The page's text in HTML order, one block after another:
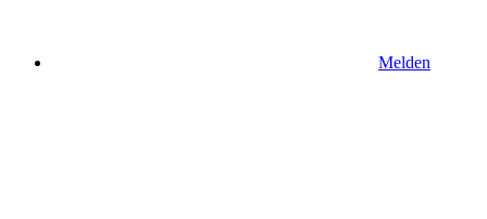
Melden